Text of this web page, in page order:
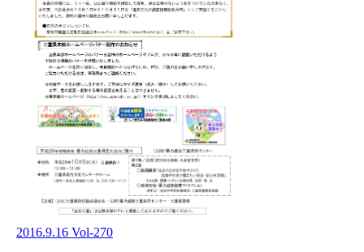
2016.9.16 Vol-270